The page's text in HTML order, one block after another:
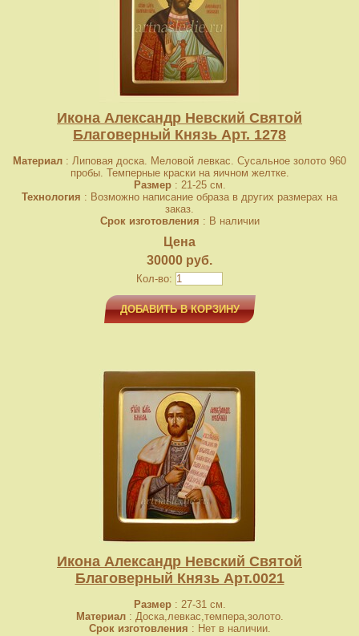
Икона Александр Невский Святой
Благоверный Князь Арт. 1278
Материал : Липовая доска. Меловой левкас. Сусальное золото 960
пробы. Темперные краски на яичном желтке.
Размер: 21-25 см.
Технология : Возможно написание образа в других размерах на
заказ.
Срок изготовления : В наличии
Цена
30000 руб.
Кол-во:
ДОБАВИТЬ В КОРЗИНУ
Икона Александр Невский Святой
Благоверный Князь Арт.0021
Размер: 27-31 см.
Материал: Доска,левкас,темпера,золото.
Срок изготовления : Нет в наличии.